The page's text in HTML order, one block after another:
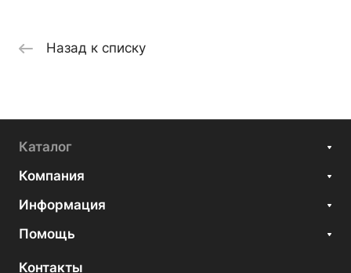
Назад к списку
Каталог
Компания
Информация
Помощь
Контакты